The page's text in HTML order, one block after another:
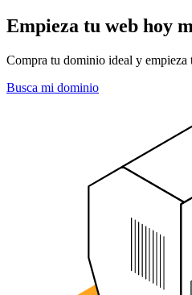
Empieza tu web hoy
Compra tu dominio ideal y empieza
Busca mi dominio